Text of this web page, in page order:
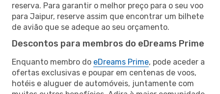
reserva. Para garantir o melhor preço para o seu voo
para Jaipur, reserve assim que encontrar um bilhete
de avião que se adeque ao seu orçamento.
Descontos para membros do eDreams Prime
Enquanto membro do eDreams Prime, pode aceder a
ofertas exclusivas e poupar em centenas de voos,
hotéis e aluguer de automóveis, juntamente com